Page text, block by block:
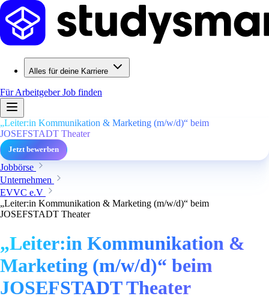
Alles für deine Karriere
Für ArbeitgeberJob finden
„Leiter:in Kommunikation & Marketing (m/w/d)“ beim
JOSEFSTADT Theater
Jetzt bewerben
Jobbörse
Unternehmen
EVVC e.V
„Leiter:in Kommunikation & Marketing (m/w/d)“ beim
JOSEFSTADT Theater
„Leiter:in Kommunikation &
Marketing (m/w/d)“ beim
JOSEFSTADT Theater